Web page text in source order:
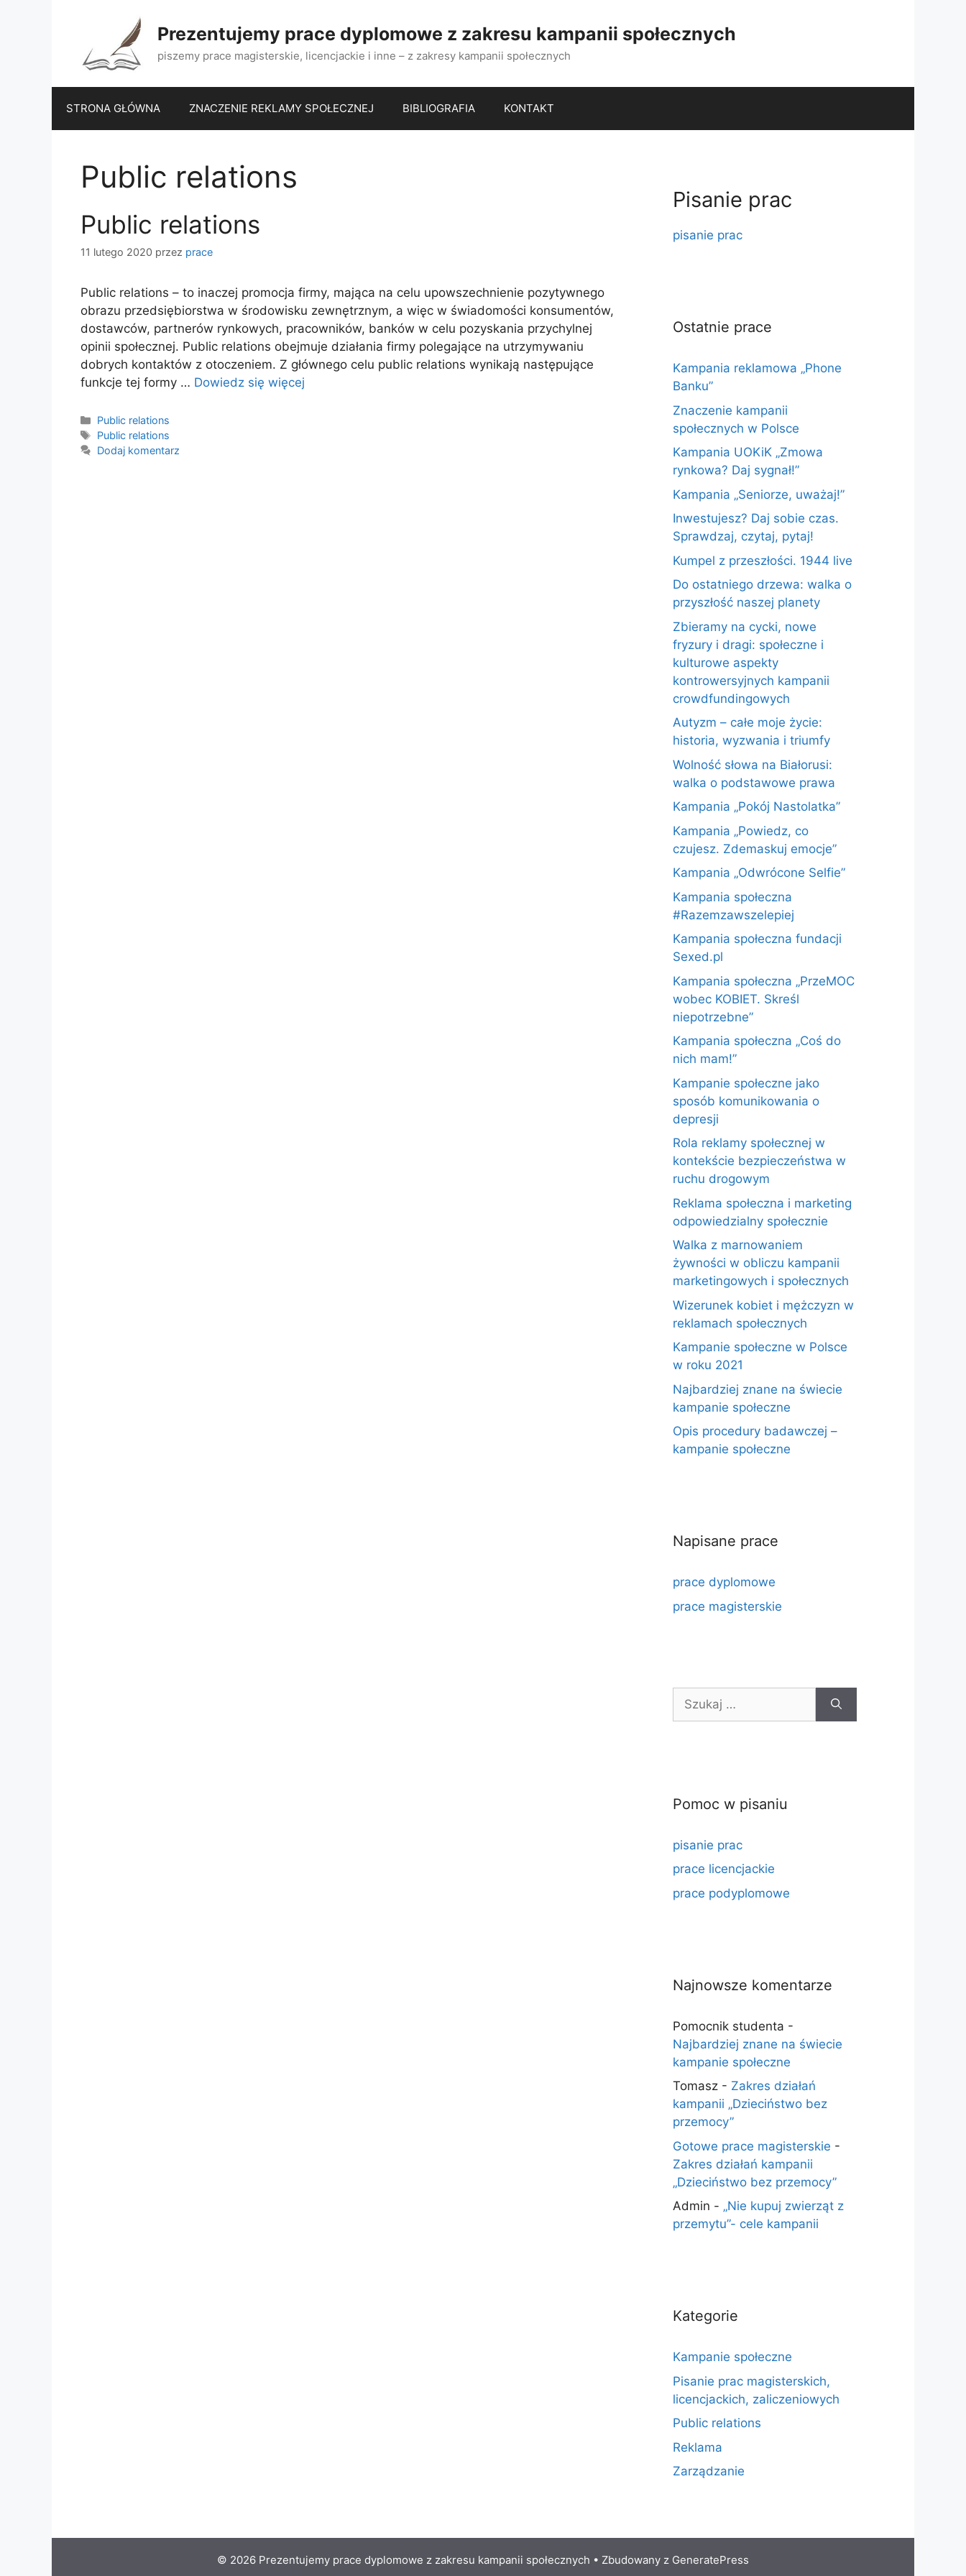
Prezentujemy prace dyplomowe z zakresu kampanii społecznych
piszemy prace magisterskie, licencjackie i inne – z zakresy kampanii społecznych
STRONA GŁÓWNA ZNACZENIE REKLAMY SPOŁECZNEJ BIBLIOGRAFIA KONTAKT
Public relations
Public relations
11 lutego 2020 przez prace
Public relations – to inaczej promocja firmy, mająca na celu upowszechnienie pozytywnego
obrazu przedsiębiorstwa w środowisku zewnętrznym, a więc w świadomości konsumentów,
dostawców, partnerów rynkowych, pracowników, banków w celu pozyskania przychylnej
opinii społecznej. Public relations obejmuje działania firmy polegające na utrzymywaniu
dobrych kontaktów z otoczeniem. Z głównego celu public relations wynikają następujące
funkcje tej formy … Dowiedz się więcej
Kategorie
Public relations
Tagi
Public relations
Dodaj komentarz
Pisanie prac
pisanie prac
Ostatnie prace
Kampania reklamowa „Phone
Banku”
Znaczenie kampanii
społecznych w Polsce
Kampania UOKiK „Zmowa
rynkowa? Daj sygnał!”
Kampania „Seniorze, uważaj!”
Inwestujesz? Daj sobie czas.
Sprawdzaj, czytaj, pytaj!
Kumpel z przeszłości. 1944 live
Do ostatniego drzewa: walka o
przyszłość naszej planety
Zbieramy na cycki, nowe
fryzury i dragi: społeczne i
kulturowe aspekty
kontrowersyjnych kampanii
crowdfundingowych
Autyzm – całe moje życie:
historia, wyzwania i triumfy
Wolność słowa na Białorusi:
walka o podstawowe prawa
Kampania „Pokój Nastolatka”
Kampania „Powiedz, co
czujesz. Zdemaskuj emocje”
Kampania „Odwrócone Selfie”
Kampania społeczna
#Razemzawszelepiej
Kampania społeczna fundacji
Sexed.pl
Kampania społeczna „PrzeMOC
wobec KOBIET. Skreśl
niepotrzebne”
Kampania społeczna „Coś do
nich mam!”
Kampanie społeczne jako
sposób komunikowania o
depresji
Rola reklamy społecznej w
kontekście bezpieczeństwa w
ruchu drogowym
Reklama społeczna i marketing
odpowiedzialny społecznie
Walka z marnowaniem
żywności w obliczu kampanii
marketingowych i społecznych
Wizerunek kobiet i mężczyzn w
reklamach społecznych
Kampanie społeczne w Polsce
w roku 2021
Najbardziej znane na świecie
kampanie społeczne
Opis procedury badawczej –
kampanie społeczne
Napisane prace
prace dyplomowe
prace magisterskie
Pomoc w pisaniu
pisanie prac
prace licencjackie
prace podyplomowe
Najnowsze komentarze
Pomocnik studenta -
Najbardziej znane na świecie
kampanie społeczne
Tomasz - Zakres działań
kampanii „Dzieciństwo bez
przemocy”
Gotowe prace magisterskie -
Zakres działań kampanii
„Dzieciństwo bez przemocy”
Admin - „Nie kupuj zwierząt z
przemytu”- cele kampanii
Kategorie
Kampanie społeczne
Pisanie prac magisterskich,
licencjackich, zaliczeniowych
Public relations
Reklama
Zarządzanie
© 2026 Prezentujemy prace dyplomowe z zakresu kampanii społecznych • Zbudowany z GeneratePress